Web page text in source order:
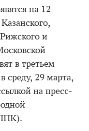
на 12
и
в третьем
среду, 29 марта,
на пресс-